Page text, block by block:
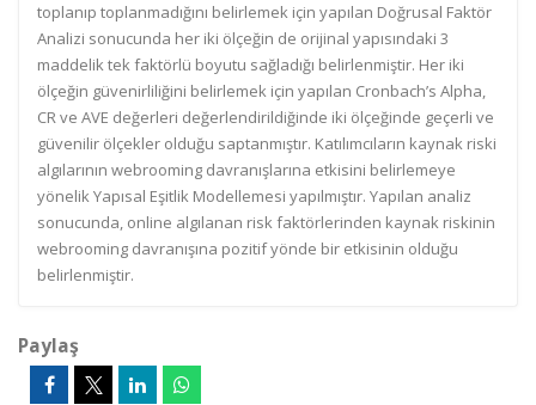
toplanıp toplanmadığını belirlemek için yapılan Doğrusal Faktör
Analizi sonucunda her iki ölçeğin de orijinal yapısındaki 3
maddelik tek faktörlü boyutu sağladığı belirlenmiştir. Her iki
ölçeğin güvenirliliğini belirlemek için yapılan Cronbach’s Alpha,
CR ve AVE değerleri değerlendirildiğinde iki ölçeğinde geçerli ve
güvenilir ölçekler olduğu saptanmıştır. Katılımcıların kaynak riski
algılarının webrooming davranışlarına etkisini belirlemeye
yönelik Yapısal Eşitlik Modellemesi yapılmıştır. Yapılan analiz
sonucunda, online algılanan risk faktörlerinden kaynak riskinin
webrooming davranışına pozitif yönde bir etkisinin olduğu
belirlenmiştir.
Paylaş